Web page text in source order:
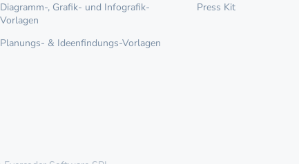
Diagramm-, Grafik- und Infografik-
Vorlagen
Planungs- & Ideenfindungs-Vorlagen
Press Kit